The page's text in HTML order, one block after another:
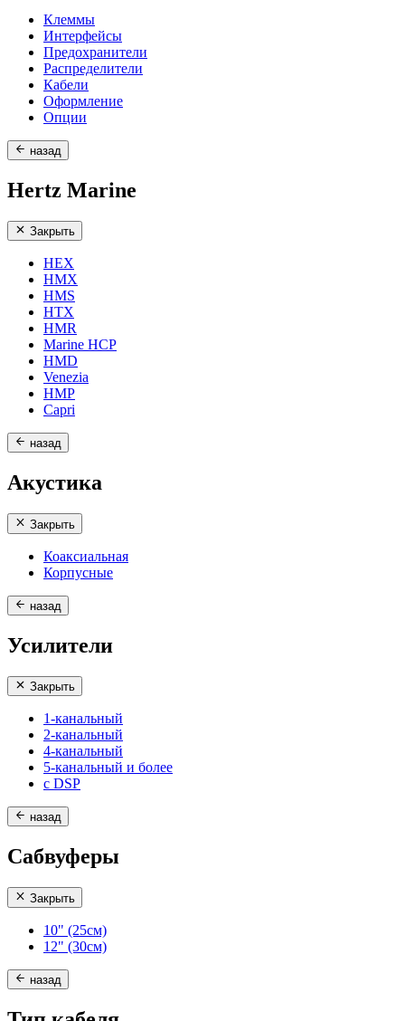
Клеммы
Интерфейсы
Предохранители
Распределители
Кабели
Оформление
Опции
назад
Hertz Marine
Закрыть
HEX
HMX
HMS
HTX
HMR
Marine HCP
HMD
Venezia
HMP
Capri
назад
Акустика
Закрыть
Коаксиальная
Корпусные
назад
Усилители
Закрыть
1-канальный
2-канальный
4-канальный
5-канальный и более
с DSP
назад
Сабвуферы
Закрыть
10" (25см)
12" (30см)
назад